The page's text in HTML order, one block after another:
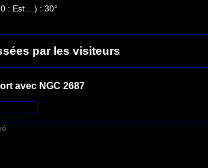
: Est ...) : 30°
par les visiteurs
avec NGC 2687